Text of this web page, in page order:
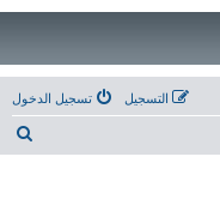
تسجيل الدخول التسجيل